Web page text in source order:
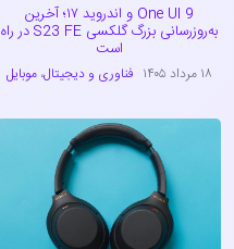
One UI 9 و اندروید ۱۷؛ آخرین
به‌روزرسانی بزرگ گلکسی S23 FE در راه
است
۱۸ مرداد ۱۴۰۵ فناوری و دیجیتال،موبایل